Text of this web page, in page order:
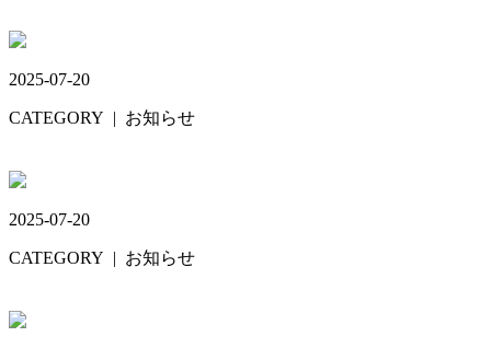
2025-07-20
CATEGORY | お知らせ
2025-07-20
CATEGORY | お知らせ